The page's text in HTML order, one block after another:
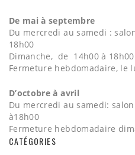
De mai à septembre
Du mercredi au samedi :
18h00
Dimanche, de 14h00 à 18h00
Fermeture hebdomadaire, le
D’octobre à avril
Du mercredi au samedi:
à18h00
Fermeture hebdomadaire
CATÉGORIES